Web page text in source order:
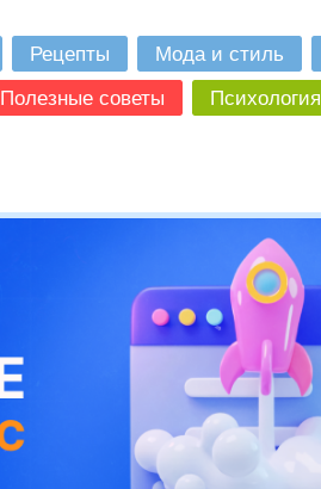
Рецепты Мода и стиль
Полезные советы Психология